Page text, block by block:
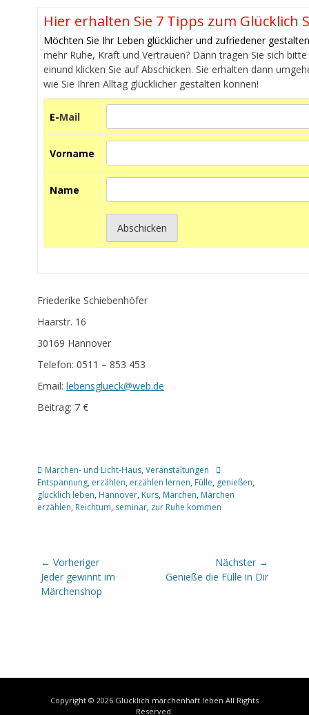
Hier erhalten Sie 7 Tipps zum Glücklich
Möchten Sie Ihr Leben glücklicher und zufriedener
mehr Ruhe, Kraft und Vertrauen? Dann tragen Sie sich
einund klicken Sie auf Abschicken. Sie erhalten dann
wie Sie Ihren Alltag glücklicher gestalten können!
E-Mail
Vorname
Name
Friederike Schiebenhöfer
Haarstr. 16
30169 Hannover
Telefon: 0511 – 853 453
Email: lebensglueck@web.de
Beitrag: 7 €
Kategorien
Märchen- und Licht-Haus, Veranstaltungen
Schlagworte
Entspannung, erzählen, erzählen lernen, Fülle, genießen,
glücklich leben, Hannover, Kurs, Märchen, Märchen
erzählen, Reichtum, seminar, zur Ruhe kommen
Beitragsnavigation
← Vorheriger
Vorheriger
Beitrag:
Jeder gewinnt im
Märchenshop
Nächster →
Nächster
Genieße die Fülle in Dir
Copyright © 2026 Glücklich märchenhaft leben All Rights
Reserved.